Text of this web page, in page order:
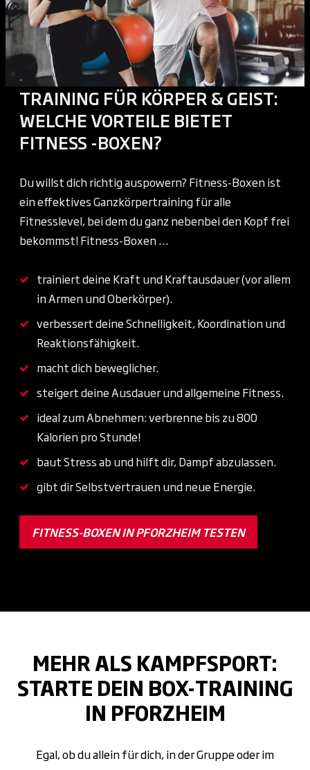
TRAINING FÜR KÖRPER & GEIST:
WELCHE VORTEILE BIETET
FITNESS -BOXEN?
Du willst dich richtig auspowern? Fitness-Boxen ist
ein effektives Ganzkörpertraining für alle
Fitnesslevel, bei dem du ganz nebenbei den Kopf frei
bekommst! Fitness-Boxen …
trainiert deine Kraft und Kraftausdauer (vor allem
in Armen und Oberkörper).
verbessert deine Schnelligkeit, Koordination und
Reaktionsfähigkeit.
macht dich beweglicher.
steigert deine Ausdauer und allgemeine Fitness.
ideal zum Abnehmen: verbrenne bis zu 800
Kalorien pro Stunde!
baut Stress ab und hilft dir, Dampf abzulassen.
gibt dir Selbstvertrauen und neue Energie.
FITNESS-BOXEN IN PFORZHEIM TESTEN
MEHR ALS KAMPFSPORT:
STARTE DEIN BOX-TRAINING
IN PFORZHEIM
Egal, ob du allein für dich, in der Gruppe oder im